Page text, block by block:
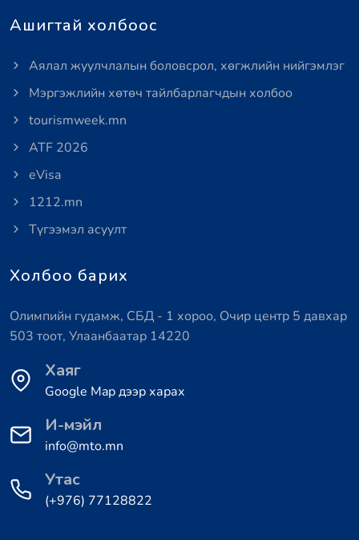
Ашигтай холбоос
Аялал жуулчлалын боловсрол, хөгжлийн нийгэмлэг
Мэргэжлийн хөтөч тайлбарлагчдын холбоо
tourismweek.mn
ATF 2026
eVisa
1212.mn
Түгээмэл асуулт
Холбоо барих
Олимпийн гудамж, СБД - 1 хороо, Очир центр 5 давхар
503 тоот, Улаанбаатар 14220
Хаяг
Google Map дээр харах
И-мэйл
info@mto.mn
Утас
(+976) 77128822